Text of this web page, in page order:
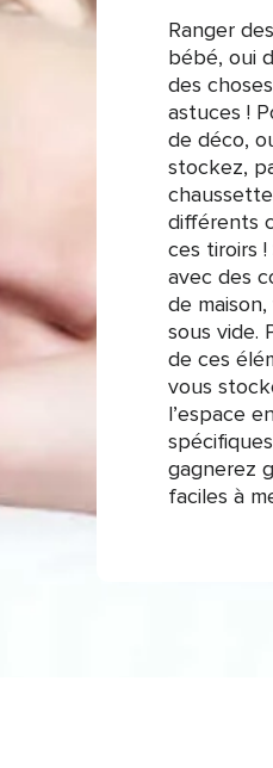
Ranger
bébé, oui
des
astuces !
de déco,
stockez,
différents
ces tiroirs
avec des
de
sous vide.
de ces
vous
l’espace
gagnerez
faciles à